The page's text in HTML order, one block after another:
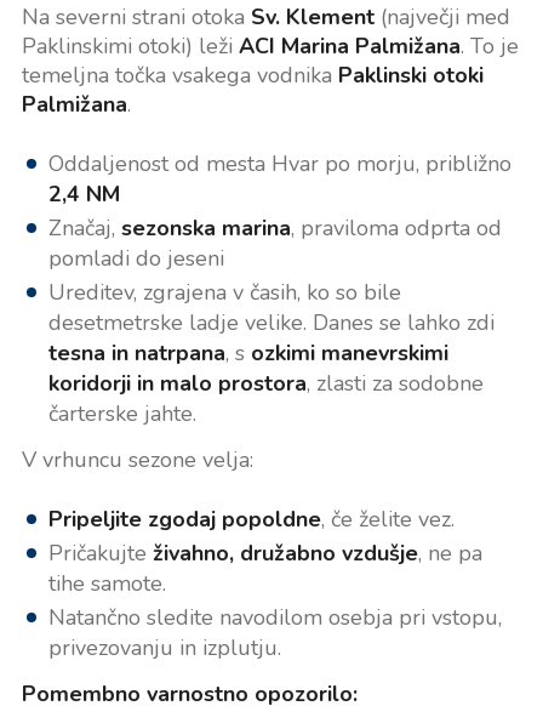
Na severni strani otoka Sv. Klement(največji med
Paklinskimi otoki) leži ACI Marina Palmižana. To je
temeljna točka vsakega vodnika Paklinski otoki
Palmižana.
Oddaljenost od mesta Hvar po morju, približno
2,4 NM
Značaj, sezonska marina, praviloma odprta od
pomladi do jeseni
Ureditev, zgrajena v časih, ko so bile
desetmetrske ladje velike. Danes se lahko zdi
tesna in natrpana, s ozkimi manevrskimi
koridorji in malo prostora, zlasti za sodobne
čarterske jahte.
V vrhuncu sezone velja:
Pripeljite zgodaj popoldne, če želite vez.
Pričakujte živahno, družabno vzdušje, ne pa
tihe samote.
Natančno sledite navodilom osebja pri vstopu,
privezovanju in izplutju.
Pomembno varnostno opozorilo: